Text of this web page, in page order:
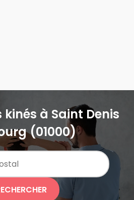
kinés à Saint Denis
(01000)